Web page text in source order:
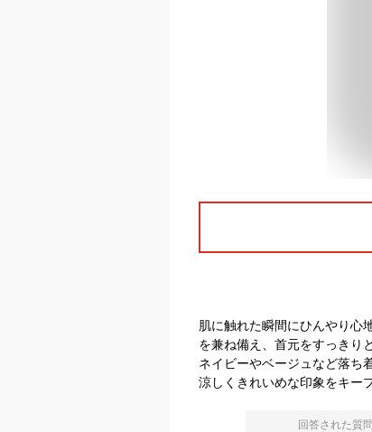
肌に触れた瞬間にひんやり心
を兼ね備え、首元をすっきり
ネイビーやベージュなど落ち
涼しくきれいめな印象をキー
回答された質問